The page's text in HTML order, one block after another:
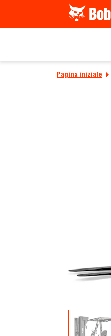
Pagina iniziale